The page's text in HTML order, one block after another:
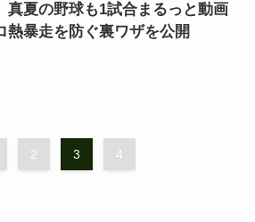
真夏の野球も1試合まるっと動画
熱暴走を防ぐ裏ワザを公開
2 3 4